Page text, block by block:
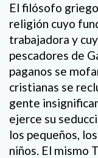
El filósofo
religión cuyo
trabajadora y
pescadores de
paganos se
cristianas se
gente
ejerce su
los pequeños,
niños. El mismo